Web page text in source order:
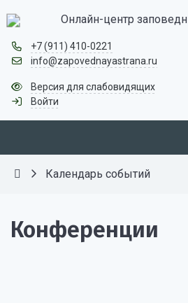
Онлайн-центр
+7 (911) 410-0221
info@zapovednayastrana.ru
Версия для слабовидящих
Войти
Календарь событий
Конференции